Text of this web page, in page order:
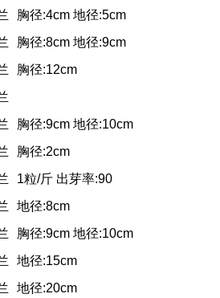
胸径:4cm 地径:5cm
胸径:8cm 地径:9cm
胸径:12cm
胸径:9cm 地径:10cm
胸径:2cm
1粒/斤 出芽率:90
地径:8cm
胸径:9cm 地径:10cm
地径:15cm
地径:20cm